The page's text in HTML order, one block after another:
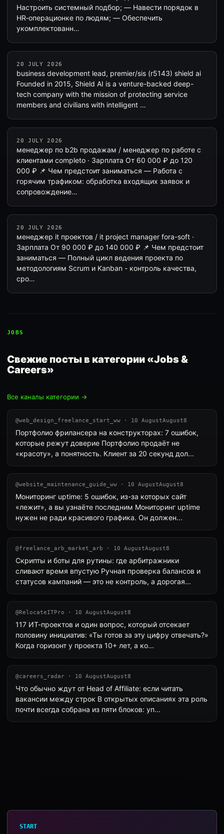
Настроить системный подбор; — Навести порядок в
HR‑операционке по людям; — Обеспечить
укомплектованн…
20 JULY 2026
business development lead, premier/sis (r5143) shield ai
Founded in 2015, Shield AI is a venture-backed deep-
tech company with the mission of protecting service
members and civilians with intelligent …
20 JULY 2026
менеджер по b2b продажам / менеджер по работе с
клиентами completo · Зарплата От 60 000 ₽ до 120
000 ₽ 📌 Чем предстоит заниматься — Работа с
горячим трафиком: обработка входящих заявок и
сопровождение…
20 JULY 2026
менеджер it проектов / it project manager fora-soft ·
Зарплата От 90 000 ₽ до 140 000 ₽ 📌 Чем предстоит
заниматься — Полный цикл ведения проекта по
методологиям Scrum и Kanban - контроль качества,
сро…
JOBS
Свежие посты в категории «Jobs &
Careers»
Все каналы категории →
@web_design_freelance_start_ww · 10 AugustAugust8
Портфолио фрилансера на конструкторах: 7 ошибок,
которые режут доверие Портфолио продаёт не
«красоту», а понятность. Клиент за 20 секунд дол...
@website_maintenance_guide_ww · 10 AugustAugust8
Мониторинг uptime: 5 ошибок, из-за которых сайт
«лежит», а вы узнаёте последним Мониторинг uptime
нужен не ради красивого графика. Он должен...
@freelance_arb_market_arb · 10 AugustAugust8
Скрипты и боты для рутины: где арбитражники
сливают время впустую Ручная проверка балансов и
статусов кампаний — это не контроль, а дорогая...
@RelocateITPro · 10 AugustAugust8
117 ИТ-проектов и один вопрос, который отсекает
половину инициатив: «Ты готов за эту цифру отвечать?»
Когда горизонт у проекта 10+ лет, а ко...
@careers_radar · 10 AugustAugust8
Что обычно ждут от Head of Affiliate: если читать
вакансии между строк В открытых описаниях эта роль
почти всегда собрана из пяти блоков: уп...
START